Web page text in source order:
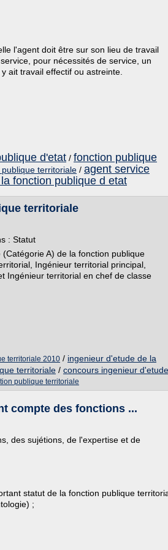
l'agent doit être sur son lieu de travail
pour nécessités de service, un
ait travail effectif ou astreinte.
d'etat / fonction publique
territoriale / agent service
fonction publique d etat
territoriale
: Statut
A) de la fonction publique
Ingénieur territorial principal,
Ingénieur territorial en chef de classe
territoriale 2010 / ingenieur d'etude de la
territoriale / concours ingenieur d'etude
publique territoriale
compte des fonctions ...
des sujétions, de l'expertise et de
statut de la fonction publique
;